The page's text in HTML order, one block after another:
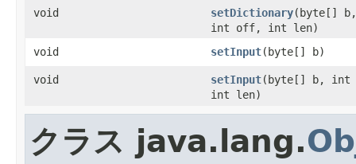
void setDictionary(byte[] b,
int off, int len)
void
setInput(byte[] b)
void setInput(byte[] b,
int len)
クラス java.lang.